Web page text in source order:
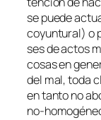
se pue­de
co­yun­tu­ral) o
ses de ac­tos
co­sas en
del mal, to­da
en tan­to no
no-